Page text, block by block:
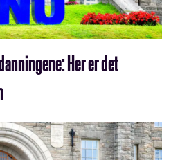
Her er det